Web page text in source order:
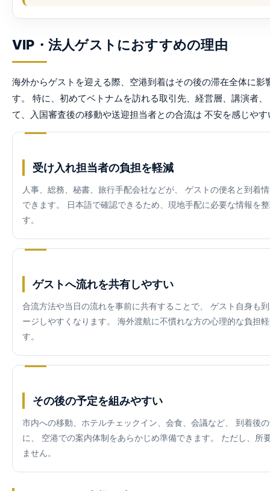
VIP・法人ゲストにおすすめの理由
海外からゲストを迎える際、空港到着はその後の滞在全体に影
す。 特に、初めてベトナムを訪れる取引先、経営層、講演者
て、入国審査後の移動や送迎担当者との合流は 不安を感じや
受け入れ担当者の負担を軽減
人事、総務、秘書、旅行手配会社などが、 ゲストの便名と到着
できます。 日本語で確認できるため、現地手配に必要な情報を
す。
ゲストへ流れを共有しやすい
合流方法や当日の流れを事前に共有することで、 ゲスト自身も
ージしやすくなります。 海外渡航に不慣れな方の心理的な負担
す。
その後の予定を組みやすい
市内への移動、ホテルチェックイン、会食、会議など、 到着後
に、 空港での案内体制をあらかじめ準備できます。 ただし、所
ません。